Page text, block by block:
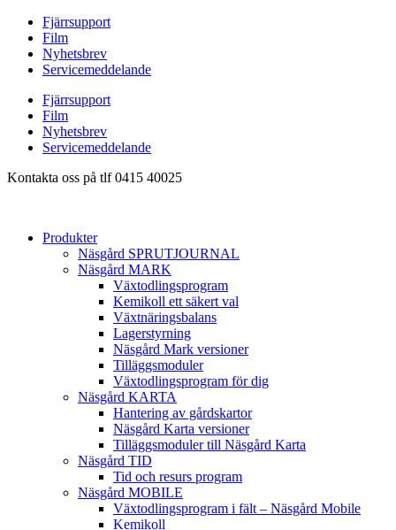
Hoppa
innehåll
Fjärrsupport
Film
Nyhetsbrev
Servicemeddelande
Fjärrsupport
Film
Nyhetsbrev
Servicemeddelande
Kontakta oss på tlf 0415 40025
Produkter
Näsgård SPRUTJOURNAL
Näsgård MARK
Växtodlingsprogram
Kemikoll ett säkert val
Växtnäringsbalans
Lagerstyrning
Näsgård Mark versioner
Tilläggsmoduler
Växtodlingsprogram för dig
Näsgård KARTA
Hantering av gårdskartor
Näsgård Karta versioner
Tilläggsmoduler till Näsgård Karta
Näsgård TID
Tid och resurs program
Näsgård MOBILE
Växtodlingsprogram i fält – Näsgård Mobile
Kemikoll